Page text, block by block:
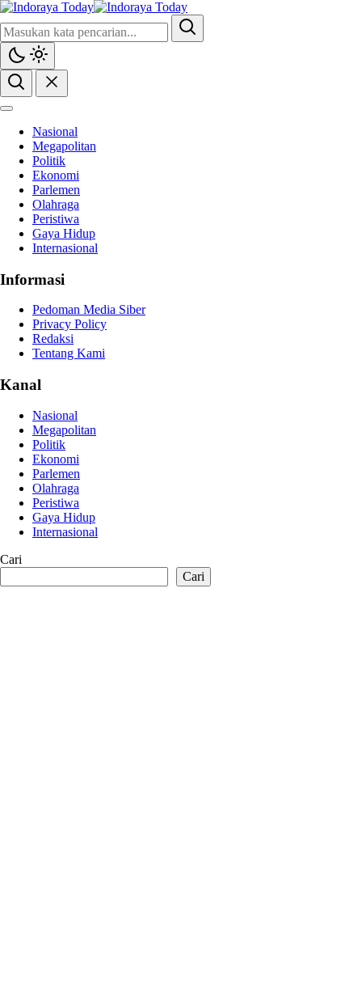
Indoraya Today
Mengabarkan, Mencerahkan
Nasional
Megapolitan
Politik
Ekonomi
Parlemen
Olahraga
Peristiwa
Gaya Hidup
Internasional
Informasi
Pedoman Media Siber
Privacy Policy
Redaksi
Tentang Kami
Kanal
Nasional
Megapolitan
Politik
Ekonomi
Parlemen
Olahraga
Peristiwa
Gaya Hidup
Internasional
Cari
Cari